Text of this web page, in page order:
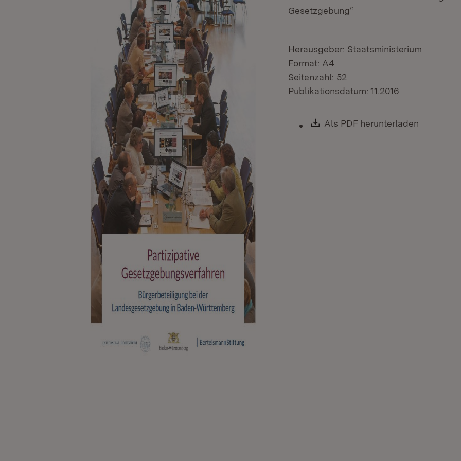
Gesetzgebung“
Herausgeber: Staatsministerium
Format: A4
Seitenzahl: 52
Publikationsdatum: 11.2016
Download:
Als PDF herunterladen